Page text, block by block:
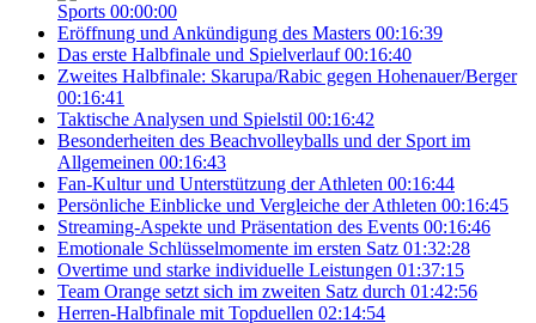
Sports 00:00:00
Eröffnung und Ankündigung des Masters 00:16:39
Das erste Halbfinale und Spielverlauf 00:16:40
Zweites Halbfinale: Skarupa/Rabic gegen Hohenauer/Berger
00:16:41
Taktische Analysen und Spielstil 00:16:42
Besonderheiten des Beachvolleyballs und der Sport im
Allgemeinen 00:16:43
Fan-Kultur und Unterstützung der Athleten 00:16:44
Persönliche Einblicke und Vergleiche der Athleten 00:16:45
Streaming-Aspekte und Präsentation des Events 00:16:46
Emotionale Schlüsselmomente im ersten Satz 01:32:28
Overtime und starke individuelle Leistungen 01:37:15
Team Orange setzt sich im zweiten Satz durch 01:42:56
Herren-Halbfinale mit Topduellen 02:14:54